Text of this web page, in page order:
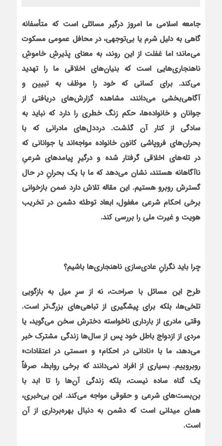
جامعه اسلامی ما امروز درگیر مسائلی است که متأسفانه
گاهی به دلیل شرم یا بی‌توجهی، در محافل عمومی مسکوت
می‌ماند؛ اما غفلت از این روند، به معنای پذیرشِ خاموشِ
ناهنجاری‌هایی است که بنیان‌های اخلاقی ما را تهدید
می‌کند. برای کسانی که خود را موظف به تبیین و
آگاهی‌بخشی می‌دانند، مشاهده گزارش‌های دریافتی از
جوانان و خانواده‌ها، حکم زنگ خطری را دارد که نباید به
سادگی از کنار آن گذشت. درددل‌های مادرانی که با
بحران‌های فروپاشی کانون خانواده مواجه‌اند یا جوانانی که
در تله‌های اخلاقی گرفتار شده و درگیرِ پیامدهای شرعیِ
ناآگاهانه هستند، نشان می‌دهد که ما با یک بحرانِ در حال
گسترش روبرو هستیم. این مقاله تلاش دارد ضمن بازخوانی
برخی احکام شرعی مغفول، ابعاد توطئه دشمن در تخریب
هویت و غیرت ملی را بررسی کند.
چرا باید نگرانِ عادی‌سازی ناهنجاری‌ها باشیم؟
طرح این مسائل با صراحت، نه از سرِ میل به بازگویی
تلخی‌ها، بلکه برای پیشگیری از تباهی‌های بزرگ‌تر است.
وقتی مادری از بارداری ناخواسته دخترش سخن می‌گوید، یا
مردی از ازدواج باطل خود پس از سال‌ها زندگی مشترک خبر
می‌دهد، ما با «نادانی در احکام» و «سستی در اعتقادات»
روبروییم. بسیاری از افراد نمی‌دانند که برخی روابط، صرفاً
یک گناه ساده نیست، بلکه زندگی آن‌ها را تا ابد با
بن‌بست‌های شرعی و حقوقی مواجه می‌کند. این بی‌خبری،
همان میدانی است که دشمن به دنبال بهره‌برداری از آن
است.